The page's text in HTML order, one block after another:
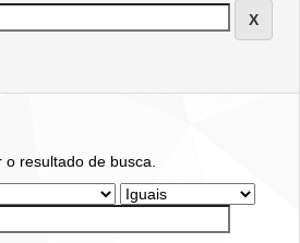
resultado de busca.